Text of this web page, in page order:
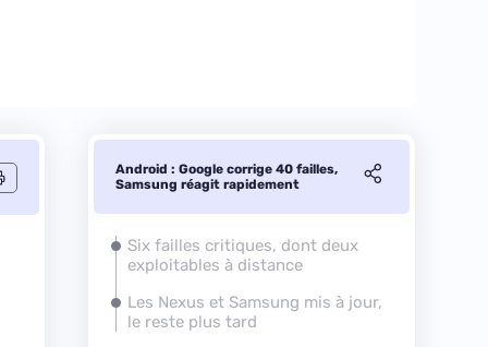
Android : Google corrige 40 failles,
Samsung réagit rapidement
Six failles critiques, dont deux
exploitables à distance
Les Nexus et Samsung mis à jour,
le reste plus tard